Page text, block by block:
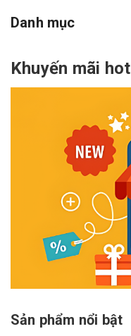
Danh mục
Khuyến mãi hot
Sản phẩm nổi bật